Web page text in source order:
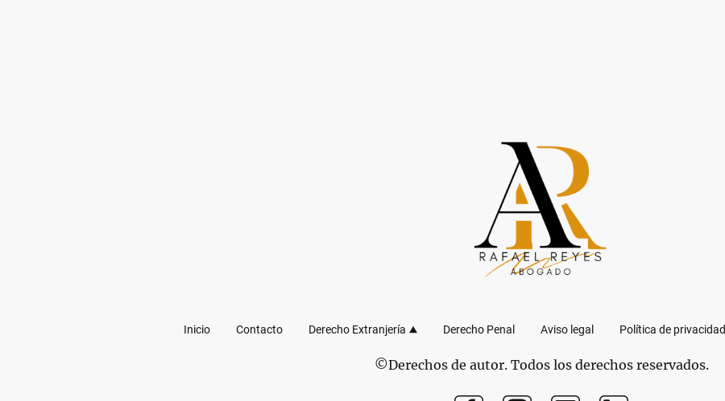
Inicio Contacto Derecho Extranjería Derecho Penal Aviso legal Política de privacidad
©Derechos de autor. Todos los derechos reservados.